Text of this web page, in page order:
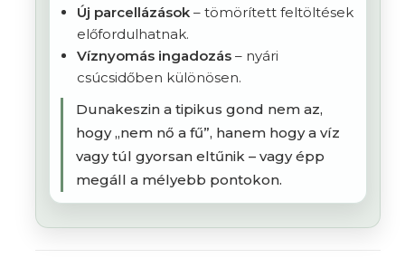
Új parcellázások – tömörített feltöltések
előfordulhatnak.
Víznyomás ingadozás – nyári
csúcsidőben különösen.
Dunakeszin a tipikus gond nem az,
hogy „nem nő a fű”, hanem hogy a víz
vagy túl gyorsan eltűnik – vagy épp
megáll a mélyebb pontokon.